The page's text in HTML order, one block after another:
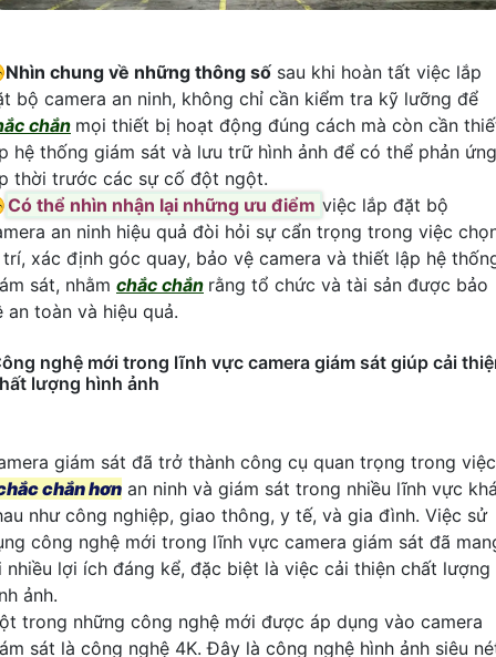
Nhìn chung về những thông sốsau khi hoàn tất việc lắp
bộ camera an ninh, không chỉ cần kiểm tra kỹ lưỡng để
chắn mọi thiết bị hoạt động đúng cách mà còn cần
hệ thống giám sát và lưu trữ hình ảnh để có thể phản ứng
thời trước các sự cố đột ngột.
Có thể nhìn nhận lại những ưu điểm việc lắp đặt bộ
an ninh hiệu quả đòi hỏi sự cẩn trọng trong việc
xác định góc quay, bảo vệ camera và thiết lập hệ
sát, nhằm chắc chắn rằng tổ chức và tài sản được bảo
an toàn và hiệu quả.
nghệ mới trong lĩnh vực camera giám sát giúp cải
lượng hình ảnh
giám sát đã trở thành công cụ quan trọng trong việc
chắn hơn an ninh và giám sát trong nhiều lĩnh vực
như công nghiệp, giao thông, y tế, và gia đình. Việc sử
công nghệ mới trong lĩnh vực camera giám sát đã
nhiều lợi ích đáng kể, đặc biệt là việc cải thiện chất lượng
ảnh.
trong những công nghệ mới được áp dụng vào camera
sát là công nghệ 4K. Đây là công nghệ hình ảnh siêu